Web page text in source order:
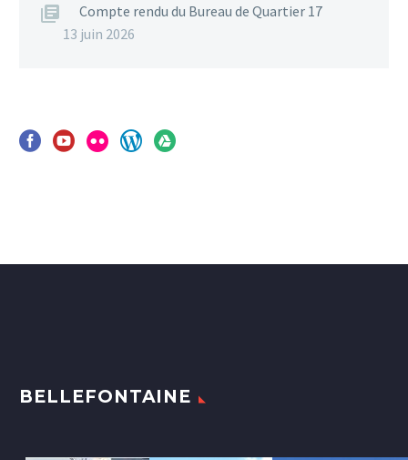
Compte rendu du Bureau de Quartier 17
13 juin 2026
BELLEFONTAINE